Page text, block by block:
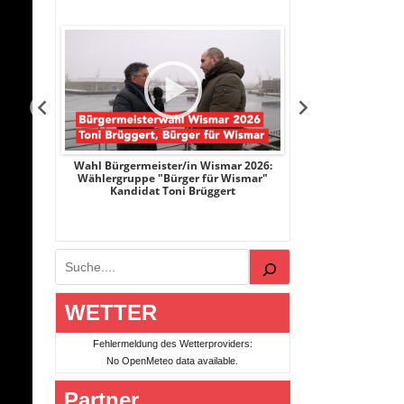
Wahl Bürgermeister/in Wismar 2026:
Wählergruppe "Bürger für Wismar"
Kandidat Toni Brüggert
Suchen
WETTER
Fehlermeldung des Wetterproviders:
No OpenMeteo data available.